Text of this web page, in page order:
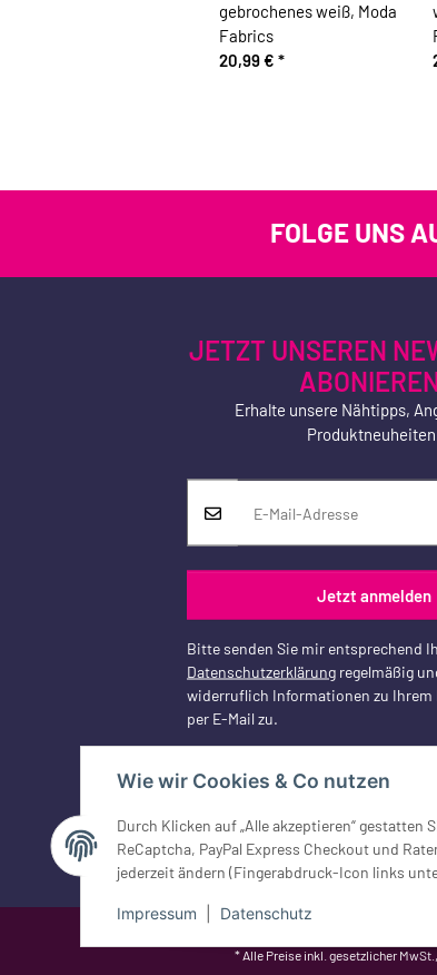
Wie wir Cookies & Co nutzen
Durch Klicken auf „Alle akzeptieren“ gestatten
ReCaptcha, PayPal Express Checkout und
jederzeit ändern (Fingerabdruck-Icon links
Impressum Datenschutz
gebrochenes weiß, Moda
Fabrics
20,99 € *
FOLGE UNS
JETZT UNSEREN
Erhalte unsere Nähtipps,
Jetzt anmelden
Bitte senden Sie mir entsprechend
Datenschutzerklärung regelmäßig
widerruflich Informationen zu
per E-Mail zu.
Vertrag
* Alle Preise inkl. gesetzlicher MwSt.,